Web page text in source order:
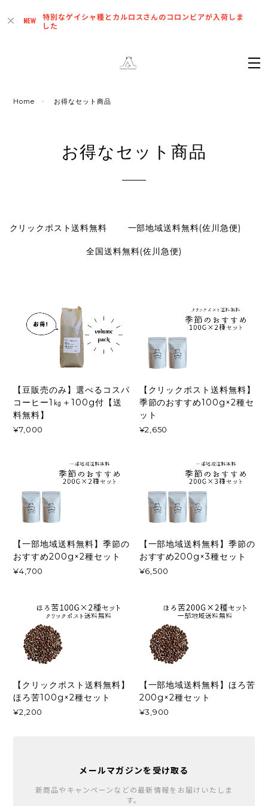
特別なゲイシャ種とカルロスさんのコロンビアが入荷しま
した
Home お得なセット商品
お得なセット商品
クリックポスト送料無料 一部地域送料無料(佐川急便)
全国送料無料(佐川急便)
【豆販売のみ】選べるコスパ
コーヒー1㎏＋100g付【送
料無料】
¥7,000
【クリックポスト送料無料】
季節のおすすめ100g×2種セ
ット
¥2,650
【一部地域送料無料】季節の
おすすめ200g×2種セット
¥4,700
【一部地域送料無料】季節の
おすすめ200g×3種セット
¥6,500
【クリックポスト送料無料】
ほろ苦100g×2種セット
¥2,200
【一部地域送料無料】ほろ苦
200g×2種セット
¥3,900
メールマガジンを受け取る
新商品やキャンペーンなどの最新情報をお届けいたしま
す。